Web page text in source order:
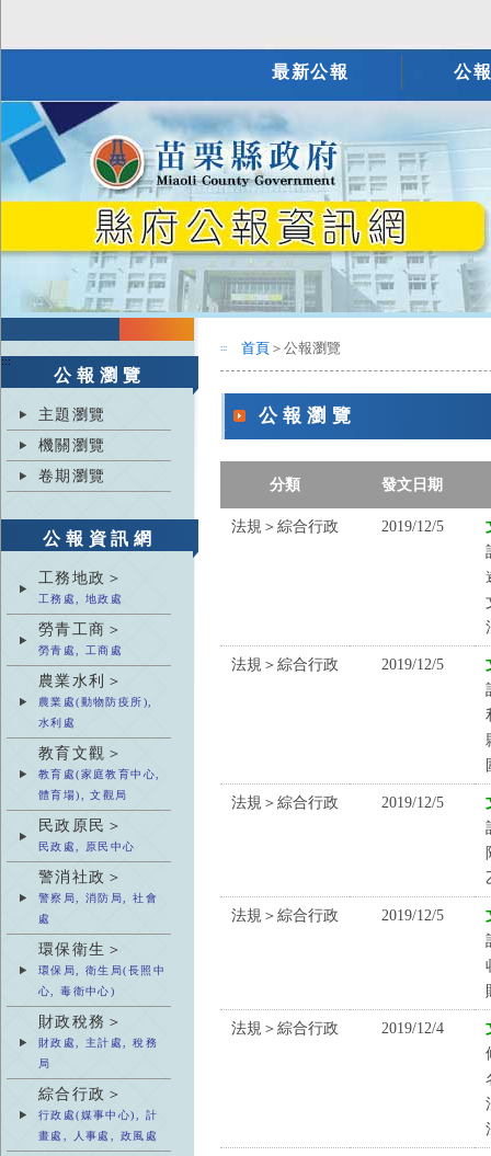
最新公報 公
:::
公報瀏覽
主題瀏覽
機關瀏覽
卷期瀏覽
公報資訊網
工務地政＞
工務處, 地政處
勞青工商＞
勞青處, 工商處
農業水利＞
農業處(動物防疫所),
水利處
教育文觀＞
教育處(家庭教育中心,
體育場), 文觀局
民政原民＞
民政處, 原民中心
警消社政＞
警察局, 消防局, 社會
處
環保衛生＞
環保局, 衛生局(長照中
心, 毒衛中心)
財政稅務＞
財政處, 主計處, 稅務
局
綜合行政＞
行政處(媒事中心), 計
畫處, 人事處, 政風處
::: 首頁 ＞公報瀏覽
公報瀏覽
分類 發文日期
法規＞綜合行政 2019/12/5
法規＞綜合行政 2019/12/5
法規＞綜合行政 2019/12/5
法規＞綜合行政 2019/12/5
法規＞綜合行政 2019/12/4